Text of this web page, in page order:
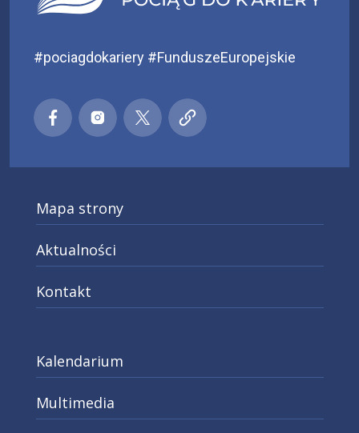
#pociagdokariery #FunduszeEuropejskie
Małopolski pociąg do kariery
Małopolski pociąg do kariery
Małopolski pociąg do kariery
Małopolski pociąg do
Mapa strony
Aktualności
Kontakt
Kalendarium
Multimedia